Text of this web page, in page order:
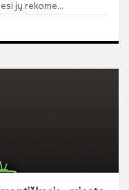
jų rekome...